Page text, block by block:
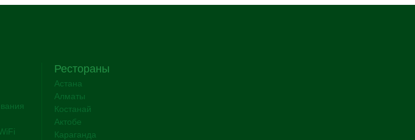
Рестораны
Астана
Алматы
Костанай
Актобе
Караганда